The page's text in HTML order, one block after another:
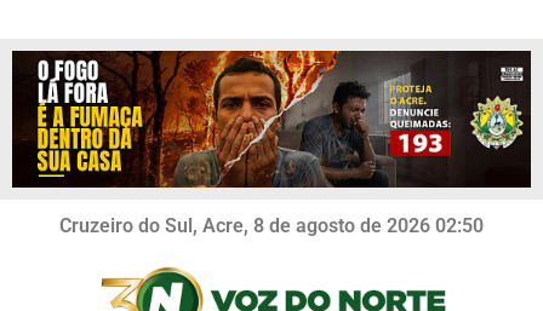
Cruzeiro do Sul, Acre, 8 de agosto de 2026 02:50